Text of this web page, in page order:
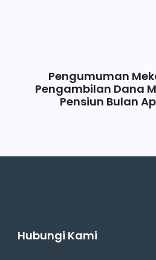
Pengumuman
Pengambilan Dana
Pensiun Bulan
Hubungi Kami